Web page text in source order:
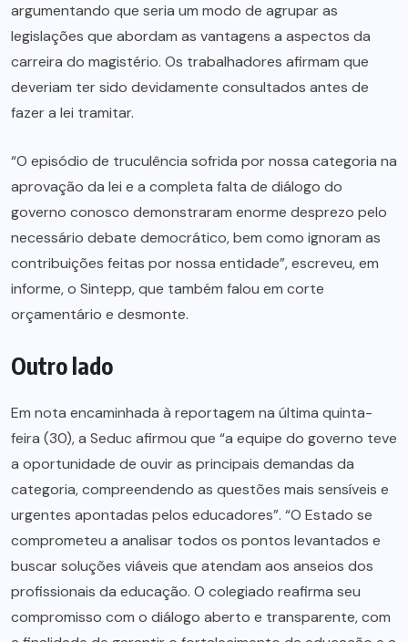
argumentando que seria um modo de agrupar as
legislações que abordam as vantagens a aspectos da
carreira do magistério. Os trabalhadores afirmam que
deveriam ter sido devidamente consultados antes de
fazer a lei tramitar.
“O episódio de truculência sofrida por nossa categoria na
aprovação da lei e a completa falta de diálogo do
governo conosco demonstraram enorme desprezo pelo
necessário debate democrático, bem como ignoram as
contribuições feitas por nossa entidade”, escreveu, em
informe, o Sintepp, que também falou em corte
orçamentário e desmonte.
Outro lado
Em nota encaminhada à reportagem na última quinta-
feira (30), a Seduc afirmou que “a equipe do governo teve
a oportunidade de ouvir as principais demandas da
categoria, compreendendo as questões mais sensíveis e
urgentes apontadas pelos educadores”. “O Estado se
comprometeu a analisar todos os pontos levantados e
buscar soluções viáveis que atendam aos anseios dos
profissionais da educação. O colegiado reafirma seu
compromisso com o diálogo aberto e transparente, com